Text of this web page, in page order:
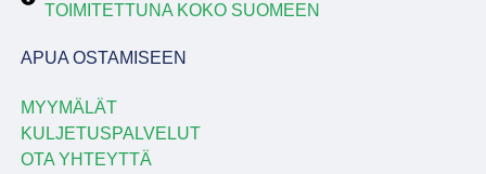
TOIMITETTUNA KOKO SUOMEEN
APUA OSTAMISEEN
MYYMÄLÄT
KULJETUSPALVELUT
OTA YHTEYTTÄ